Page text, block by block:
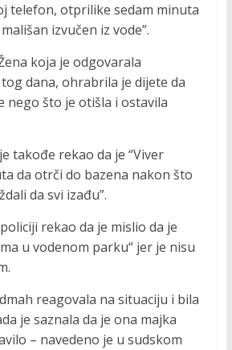
telefon, otprilike sedam minuta
izvučen iz vode”.
koja je odgovarala
dana, ohrabrila je dijete da
nego što je otišla i ostavila
takođe rekao da je “Viver
da otrči do bazena nakon što
da svi izađu”.
rekao da je mislio da je
u vodenom parku“ jer je nisu
reagovala na situaciju i bila
je saznala da je ona majka
– navedeno je u sudskom